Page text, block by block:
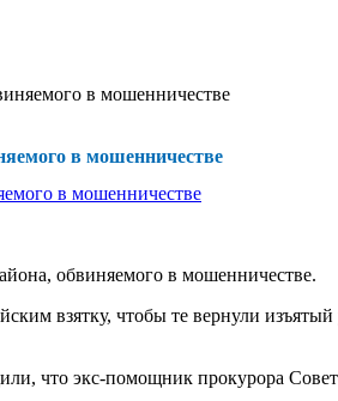
в мошенничестве
в мошенничестве
обвиняемого в мошенничестве.
взятку, чтобы те вернули
что экс-помощник прокурора